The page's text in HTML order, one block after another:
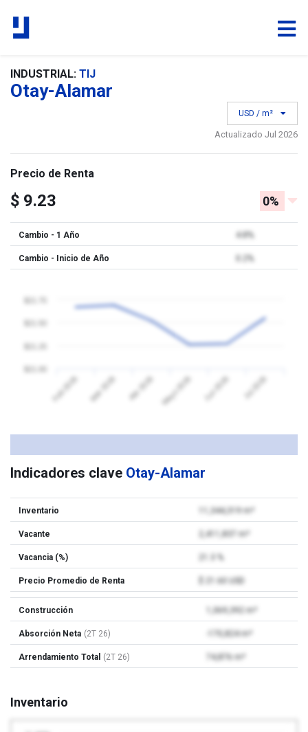
INDUSTRIAL: TIJ
Otay-Alamar
USD / m²
Actualizado Jul 2026
Precio de Renta
$ 9.23 0%
Cambio - 1 Año 4.8%
Cambio - Inicio de Año
Feb 2026 Mar 2026 Abr 2026 Mayo 2026 Jun 2026 Jul 2026
Indicadores clave Otay-Alamar
Inventario 11,344,319 m²
Vacante
Vacancia (%)
Precio Promedio de Renta
Construcción
Absorción Neta (2T 26)
Arrendamiento Total (2T 26)
Inventario